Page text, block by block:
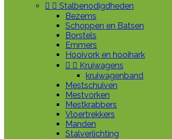
  Stalbenodigdheden
Bezems
Schoppen en Batsen
Borstels
Emmers
Hooivork en hooihark
  Kruiwagens
kruiwagenband
Mestschuiven
Mestvorken
Mestkrabbers
Vloertrekkers
Manden
Stalverlichting